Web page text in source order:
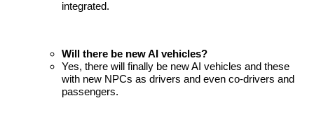
integrated.
Will there be new AI vehicles?
Yes, there will finally be new AI vehicles and these
with new NPCs as drivers and even co-drivers and
passengers.